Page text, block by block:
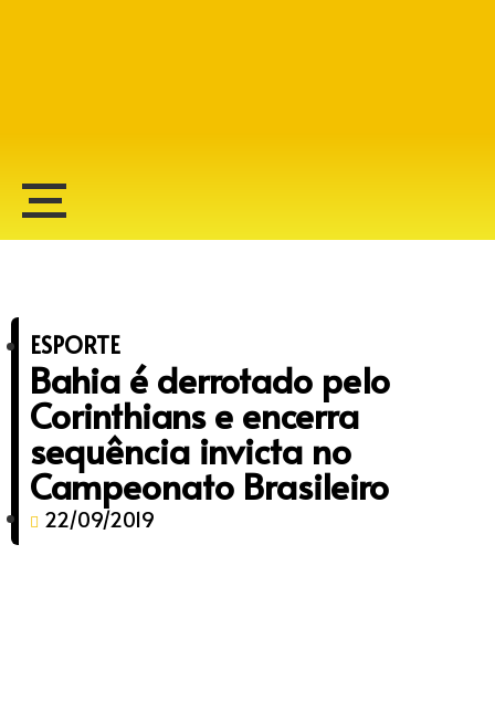
ESPORTE
Bahia é derrotado pelo
Corinthians e encerra
sequência invicta no
Campeonato Brasileiro
22/09/2019